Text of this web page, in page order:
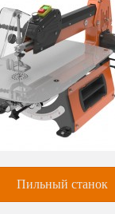
Пильный станок